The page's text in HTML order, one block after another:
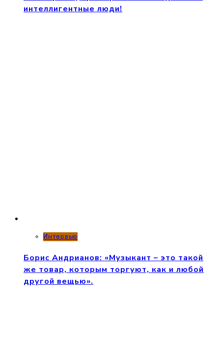
интеллигентные люди!
Интервью
Борис Андрианов: «Музыкант – это такой
же товар, которым торгуют, как и любой
другой вещью».